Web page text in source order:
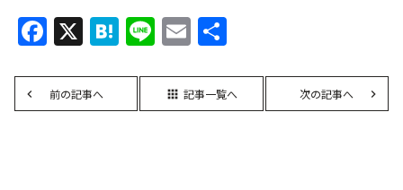
Facebook
X Hatena
LineEmail
前の記事へ apps 記事一覧へ 次の記事へ